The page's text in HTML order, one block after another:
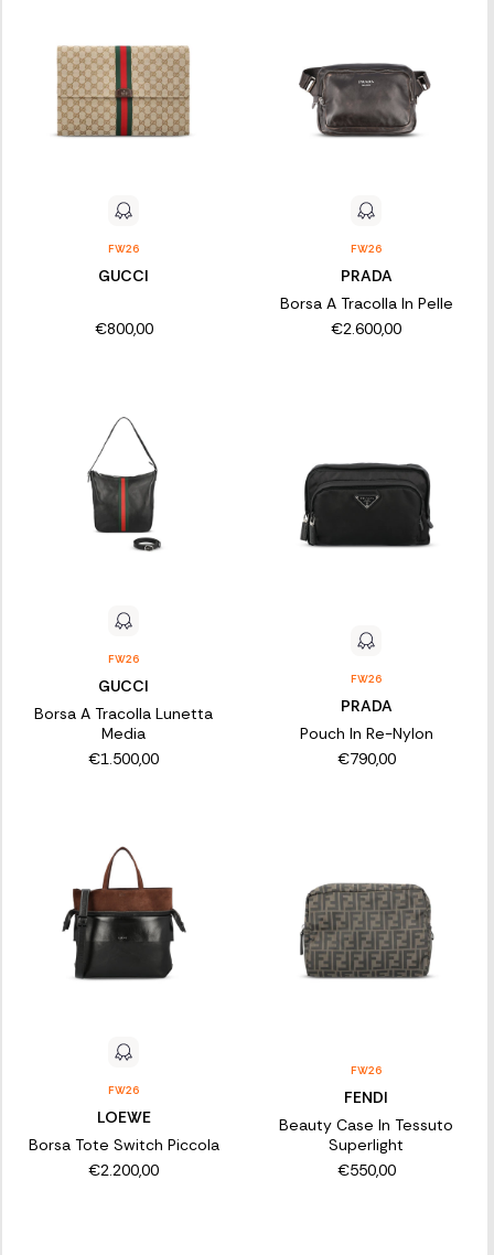
FW26
GUCCI
€800,00
FW26
PRADA
Borsa A Tracolla In Pelle
€2.600,00
FW26
GUCCI
Borsa A Tracolla Lunetta
Media
€1.500,00
FW26
PRADA
Pouch In Re-Nylon
€790,00
FW26
LOEWE
Borsa Tote Switch Piccola
€2.200,00
FW26
FENDI
Beauty Case In Tessuto
Superlight
€550,00